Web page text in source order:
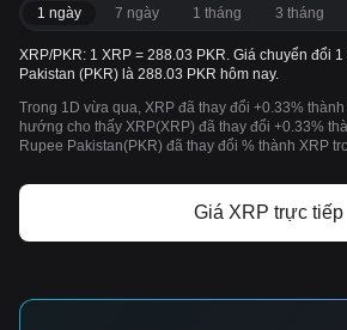
1 ngày 7 ngày 1 tháng 3 tháng
XRP/PKR: 1 XRP = 288.03 PKR. Giá chuyển đổi
Pakistan (PKR) là 288.03 PKR hôm nay.
Trong 1D vừa qua, XRP đã thay đổi +0.33%
hướng cho thấy XRP(XRP) đã thay đổi +0.33%
Rupee Pakistan(PKR) đã thay đổi % thành XRP
Giá XRP trực tiếp